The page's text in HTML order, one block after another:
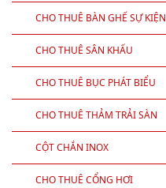
CHO THUÊ BÀN GHẾ SỰ KIỆN
CHO THUÊ SÂN KHẤU
CHO THUÊ BỤC PHÁT BIỂU
CHO THUÊ THẢM TRẢI SÀN
CỘT CHẮN INOX
CHO THUÊ CỔNG HƠI